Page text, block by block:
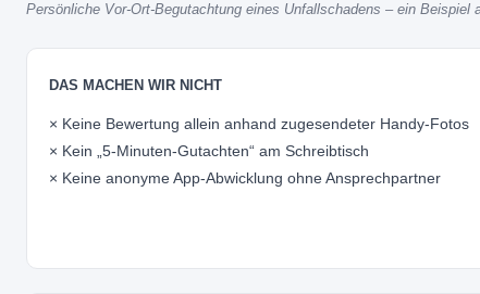
Persönliche Vor-Ort-Begutachtung eines Unfallschadens – ein Beispiel
DAS MACHEN WIR NICHT
× Keine Bewertung allein anhand zugesendeter Handy-Fotos
× Kein „5-Minuten-Gutachten“ am Schreibtisch
× Keine anonyme App-Abwicklung ohne Ansprechpartner